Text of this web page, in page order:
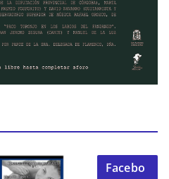
Facebo